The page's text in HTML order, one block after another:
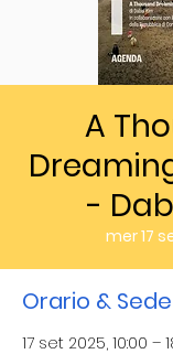
A
-
mer 17
Orario & Sede
17 set 2025, 10:00 –